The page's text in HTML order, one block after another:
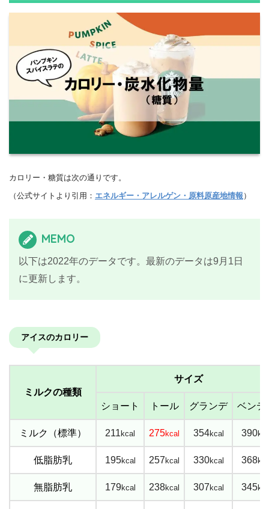
カロリー・糖質は次の通りです。
（公式サイトより引用： エネルギー・アレルゲン・原料原産地情報 ）
MEMO
以下は2022年のデータです。最新のデータは9月1日
に更新します。
アイスのカロリー
ミルクの種類
サイズ
ショート トール グランデ ベンテ
ミルク（標準） 211 kcal 275kcal 354kcal 390
低脂肪乳 195kcal 257 kcal 330kcal 368
無脂肪乳 179kcal 238kcal 307 kcal 345